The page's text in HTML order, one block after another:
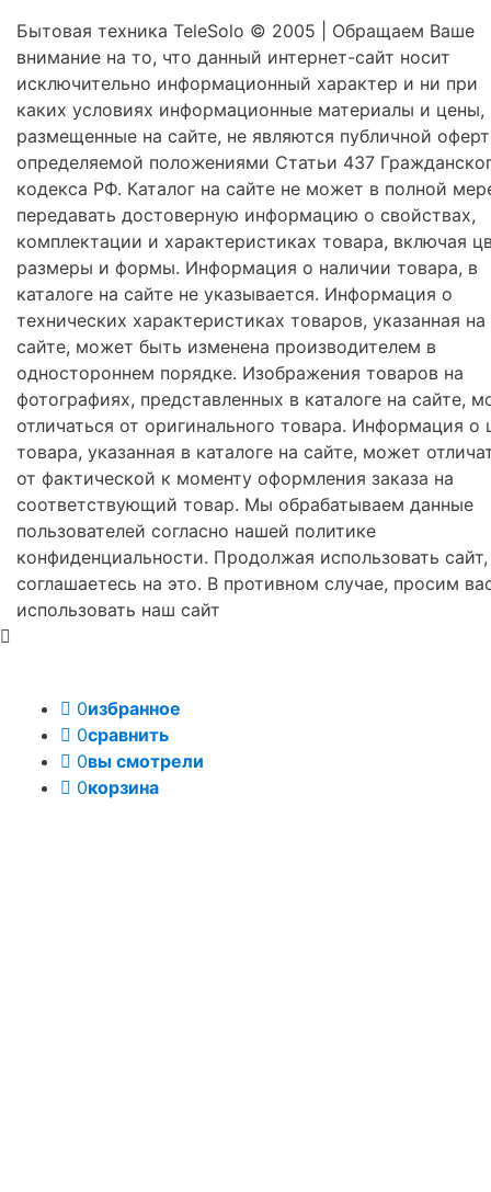
Бытовая техника TeleSolo © 2005 | Обращаем Ваше
внимание на то, что данный интернет-сайт носит
исключительно информационный характер и ни при
каких условиях информационные материалы и цены,
размещенные на сайте, не являются публичной
определяемой положениями Статьи 437
кодекса РФ. Каталог на сайте не может в полной
передавать достоверную информацию о свойствах,
комплектации и характеристиках товара, включая
размеры и формы. Информация о наличии товара, в
каталоге на сайте не указывается. Информация о
технических характеристиках товаров, указанная на
сайте, может быть изменена производителем в
одностороннем порядке. Изображения товаров на
фотографиях, представленных в каталоге на сайте,
отличаться от оригинального товара. Информация о
товара, указанная в каталоге на сайте, может
от фактической к моменту оформления заказа на
соответствующий товар. Мы обрабатываем данные
пользователей согласно нашей политике
конфиденциальности. Продолжая использовать
соглашаетесь на это. В противном случае, просим
использовать наш сайт
0избранное
0сравнить
0вы смотрели
0корзина